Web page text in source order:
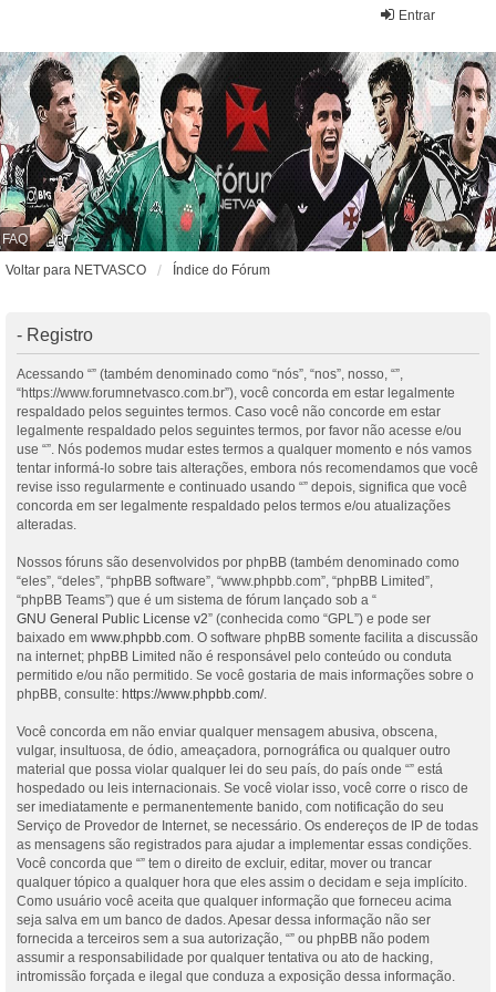
Entrar
FAQ
Voltar para NETVASCO
Índice do Fórum
- Registro
Acessando “” (também denominado como “nós”, “nos”, nosso, “”,
“https://www.forumnetvasco.com.br”), você concorda em estar legalmente
respaldado pelos seguintes termos. Caso você não concorde em estar
legalmente respaldado pelos seguintes termos, por favor não acesse e/ou
use “”. Nós podemos mudar estes termos a qualquer momento e nós vamos
tentar informá-lo sobre tais alterações, embora nós recomendamos que você
revise isso regularmente e continuado usando “” depois, significa que você
concorda em ser legalmente respaldado pelos termos e/ou atualizações
alteradas.
Nossos fóruns são desenvolvidos por phpBB (também denominado como
“eles”, “deles”, “phpBB software”, “www.phpbb.com”, “phpBB Limited”,
“phpBB Teams”) que é um sistema de fórum lançado sob a “
GNU General Public License v2” (conhecida como “GPL”) e pode ser
baixado em www.phpbb.com. O software phpBB somente facilita a discussão
na internet; phpBB Limited não é responsável pelo conteúdo ou conduta
permitido e/ou não permitido. Se você gostaria de mais informações sobre o
phpBB, consulte: https://www.phpbb.com/.
Você concorda em não enviar qualquer mensagem abusiva, obscena,
vulgar, insultuosa, de ódio, ameaçadora, pornográfica ou qualquer outro
material que possa violar qualquer lei do seu país, do país onde “” está
hospedado ou leis internacionais. Se você violar isso, você corre o risco de
ser imediatamente e permanentemente banido, com notificação do seu
Serviço de Provedor de Internet, se necessário. Os endereços de IP de todas
as mensagens são registrados para ajudar a implementar essas condições.
Você concorda que “” tem o direito de excluir, editar, mover ou trancar
qualquer tópico a qualquer hora que eles assim o decidam e seja implícito.
Como usuário você aceita que qualquer informação que forneceu acima
seja salva em um banco de dados. Apesar dessa informação não ser
fornecida a terceiros sem a sua autorização, “” ou phpBB não podem
assumir a responsabilidade por qualquer tentativa ou ato de hacking,
intromissão forçada e ilegal que conduza a exposição dessa informação.